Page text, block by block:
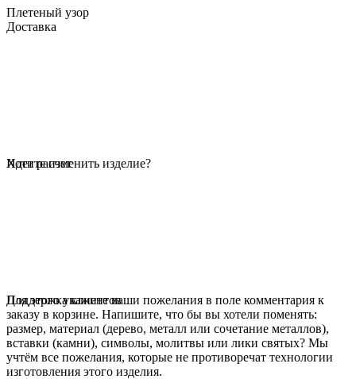
Плетеный узор
Доставка
Идет расчет
Хотите изменить изделие?
Для этого укажите ваши пожелания в поле комментария к
заказу в корзине. Напишите, что бы вы хотели поменять:
размер, материал (дерево, металл или сочетание металлов),
вставки (камни), символы, молитвы или лики святых? Мы
учтём все пожелания, которые не противоречат технологии
изготовления этого изделия.
Поддержка клиентов